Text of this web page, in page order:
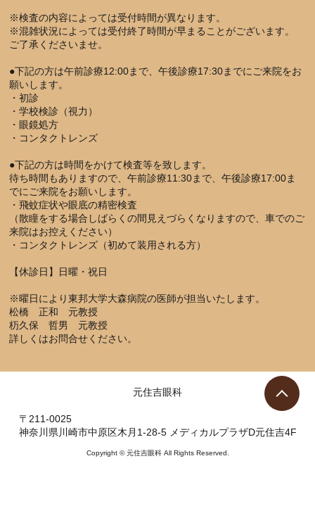
※検査の内容によっては受付時間が異なります。
※混雑状況によっては受付終了時間が早まることがございます。
ご了承くださいませ。
●下記の方は午前診療12:00まで、午後診療17:30までにご来院をお
願いします。
・初診
・学校検診（視力）
・眼鏡処方
・コンタクトレンズ
●下記の方は時間をかけて検査等を致します。
待ち時間もありますので、午前診療11:30まで、午後診療17:00ま
でにご来院をお願いします。
・飛蚊症状や眼底の精密検査
（散瞳をする場合しばらくの間見えづらくなりますので、車でのご
来院はお控えください）
・コンタクトレンズ（初めて装用される方）
【休診日】日曜・祝日
※曜日により東邦大学大森病院の医師が担当いたします。
松橋 正和 元教授
杤久保 哲男 元教授
詳しくはお問合せください。
元住吉眼科
〒211-0025
神奈川県川崎市中原区木月1-28-5 メディカルプラザD元住吉4F
Copyright © 元住吉眼科 All Rights Reserved.